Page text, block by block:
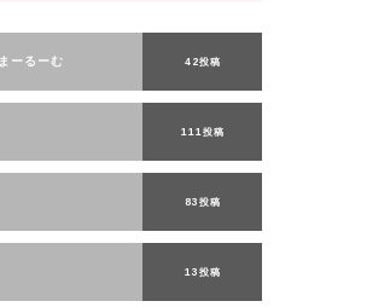
ーるーむ 42投稿
111投稿
83投稿
13投稿